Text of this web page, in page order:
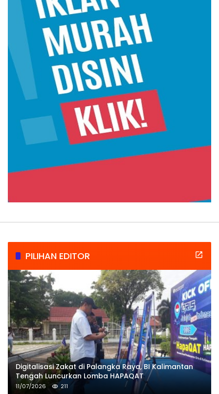
PILIHAN EDITOR
Digitalisasi Zakat di Palangka Raya, BI Kalimantan
Tengah Luncurkan Lomba HAPAQAT
11/07/2026 211